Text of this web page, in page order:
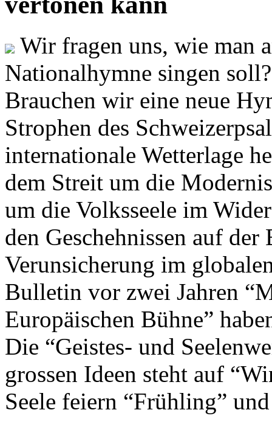
Wir fragen uns, wie man
Nationalhymne singen
Brauchen wir eine neue
Strophen des
internationale Wetterlage
dem Streit um die
um die Volksseele im
den Geschehnissen auf
Verunsicherung im
Bulletin vor zwei Jahren
Europäischen Bühne”
Die “Geistes- und
grossen Ideen steht auf
Seele feiern “Frühling”